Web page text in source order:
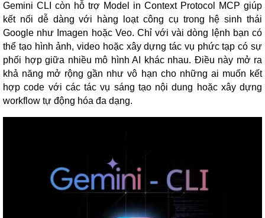
Gemini CLI còn hỗ trợ Model in Context Protocol MCP giúp
kết nối dễ dàng với hàng loạt công cụ trong hệ sinh thái
Google như Imagen hoặc Veo. Chỉ với vài dòng lệnh bạn có
thể tạo hình ảnh, video hoặc xây dựng tác vụ phức tạp có sự
phối hợp giữa nhiều mô hình AI khác nhau. Điều này mở ra
khả năng mở rộng gần như vô hạn cho những ai muốn kết
hợp code với các tác vụ sáng tạo nội dung hoặc xây dựng
workflow tự động hóa đa dạng.